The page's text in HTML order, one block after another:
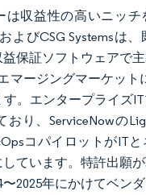
は収益性の高いニッチ
よびCSG Systemsは
保証ソフトウェアで
マージングマーケット
。エンタープライズ
おり、ServiceNowの
コパイロットがIT
ています。特許出願
〜2025年にかけてベン